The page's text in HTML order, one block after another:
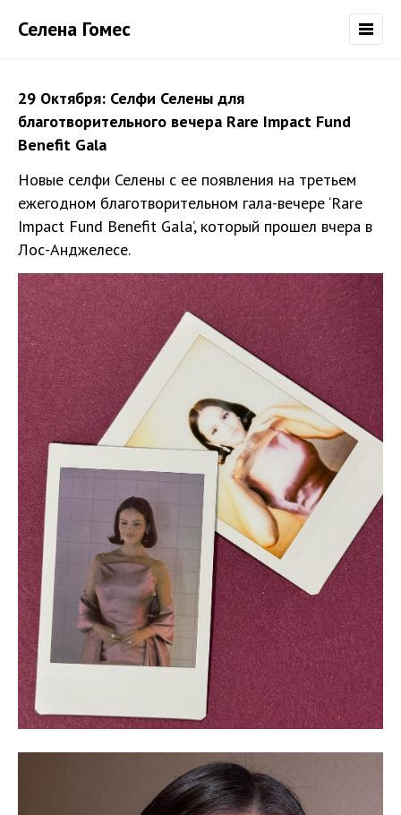
Селена Гомес
29 Октября: Селфи Селены для
благотворительного вечера Rare Impact Fund
Benefit Gala
Новые селфи Селены с ее появления на третьем
ежегодном благотворительном гала-вечере ‘Rare
Impact Fund Benefit Gala’, который прошел вчера в
Лос-Анджелесе.